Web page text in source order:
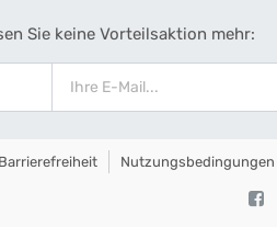
Sie keine Vorteilsaktion mehr:
Barrierefreiheit Nutzungsbedingungen